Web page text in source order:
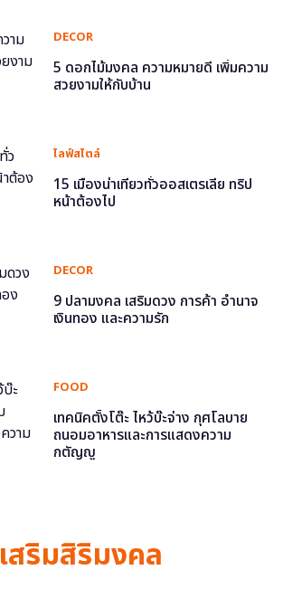
DECOR
5 ดอกไม้มงคล ความหมายดี เพิ่มความ
สวยงามให้กับบ้าน
ไลฟ์สไตล์
15 เมืองน่าเที่ยวทั่วออสเตรเลีย ทริป
หน้าต้องไป
DECOR
9 ปลามงคล เสริมดวง การค้า อำนาจ
เงินทอง และความรัก
FOOD
เทคนิคตั้งโต๊ะ ไหว้บ๊ะจ่าง กุศโลบาย
ถนอมอาหารและการแสดงความ
กตัญญู
เสริมสิริมงคล